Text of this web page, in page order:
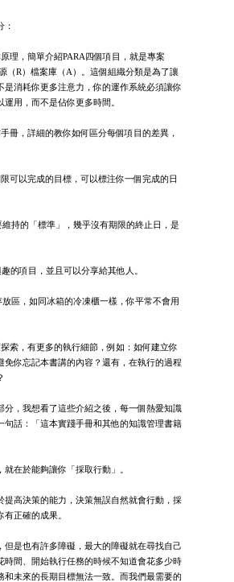
理，簡單介紹PARA四個項目，就是專案
（R）檔案庫（A）。這個組織分類是為了讓
是消耗你更多注意力，你的運作系統必須讓你
用，而不是佔你更多時間。
冊，詳細的教你如何區分每個項目的差異，
可以完成的目標，可以標注你一個完成的日
持的「標準」，幾乎沒有期限的終止日，是
的項目，並且可以分享給其他人。
區，如同冰箱的冷凍櫃一樣，你平常不會用
索，有更多的執行細節，例如：如何建立你
免你忘記本書講的內容？還有，在執行的過程
分，我想看了這些介紹之後，每一個熱愛知識
句話：「這本實踐手冊和其他的知識管理書籍
在於能夠讓你「採取行動」。
提高決策的能力，決策無誤自然就會行動，採
正確的成果。
但是也有許多障礙，最大的障礙就在尋找自己
時間、開始執行任務的時候不知道會花多少時
和未來的長期目標無法一致。而我們最需要的